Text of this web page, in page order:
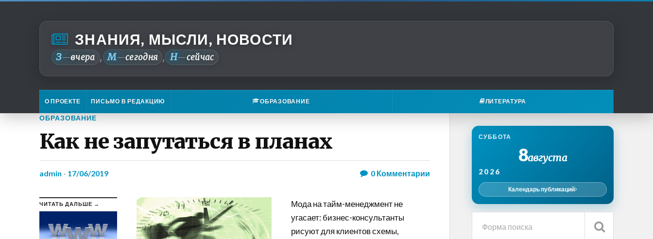
ЗНАНИЯ, МЫСЛИ, НОВОСТИ
З—вчера , М—сегодня , Н—сейчас
О ПРОЕКТЕ ПИСЬМО В РЕДАКЦИЮ ОБРАЗОВАНИЕ ЛИТЕРАТУРА
ОБРАЗОВАНИЕ
Как не запутаться в планах
admin - 17/06/2019 0Комментарии
ЧИТАТЬ ДАЛЬШЕ →
Мода на тайм-менеджмент не
угасает: бизнес-консультанты
рисуют для клиентов схемы,
СУББОТА
8августа
2026
Календарь публикаций